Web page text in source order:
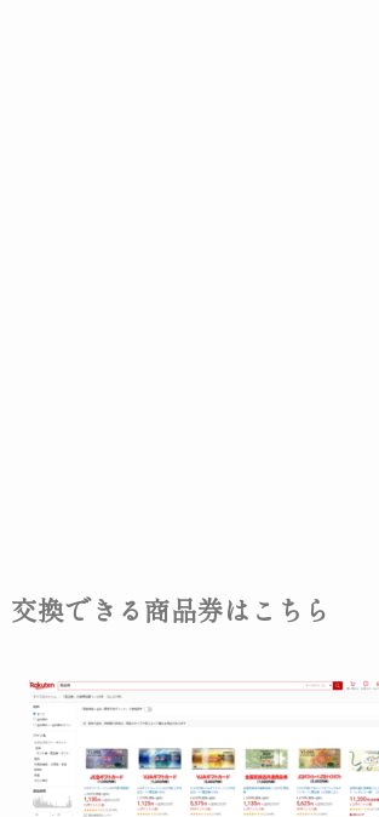
交換できる商品券はこちら